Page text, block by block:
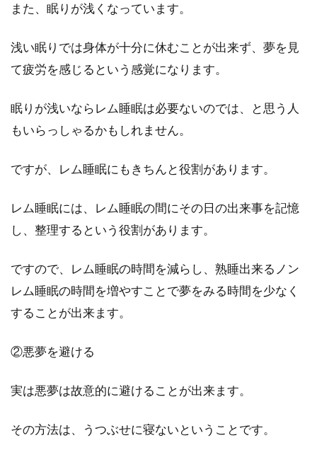
また、眠りが浅くなっています。
浅い眠りでは身体が十分に休むことが出来ず、夢を見
て疲労を感じるという感覚になります。
眠りが浅いならレム睡眠は必要ないのでは、と思う人
もいらっしゃるかもしれません。
ですが、レム睡眠にもきちんと役割があります。
レム睡眠には、レム睡眠の間にその日の出来事を記憶
し、整理するという役割があります。
ですので、レム睡眠の時間を減らし、熟睡出来るノン
レム睡眠の時間を増やすことで夢をみる時間を少なく
することが出来ます。
②悪夢を避ける
実は悪夢は故意的に避けることが出来ます。
その方法は、うつぶせに寝ないということです。